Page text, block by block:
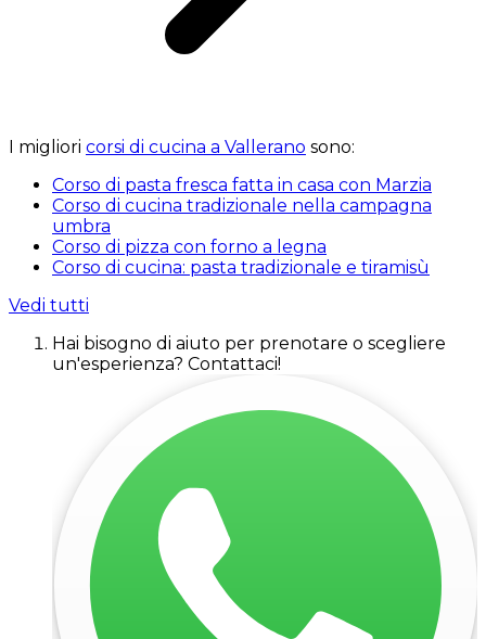
I migliori corsi di cucina a Vallerano sono:
Corso di pasta fresca fatta in casa con Marzia
Corso di cucina tradizionale nella campagna
umbra
Corso di pizza con forno a legna
Corso di cucina: pasta tradizionale e tiramisù
Vedi tutti
Hai bisogno di aiuto per prenotare o scegliere
un'esperienza? Contattaci!